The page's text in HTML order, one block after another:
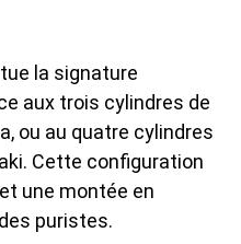
la signature
aux trois cylindres de
ou au quatre cylindres
Cette configuration
une montée en
puristes.